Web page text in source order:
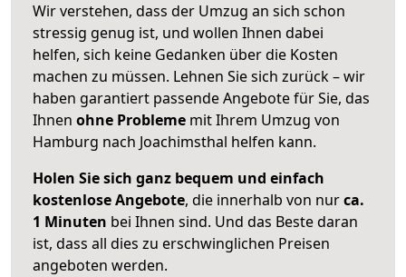
Wir verstehen, dass der Umzug an sich schon
stressig genug ist, und wollen Ihnen dabei
helfen, sich keine Gedanken über die Kosten
machen zu müssen. Lehnen Sie sich zurück – wir
haben garantiert passende Angebote für Sie, das
Ihnen ohne Probleme mit Ihrem Umzug von
Hamburg nach Joachimsthal helfen kann.
Holen Sie sich ganz bequem und einfach
kostenlose Angebote, die innerhalb von nurca.
1 Minuten bei Ihnen sind. Und das Beste daran
ist, dass all dies zu erschwinglichen Preisen
angeboten werden.